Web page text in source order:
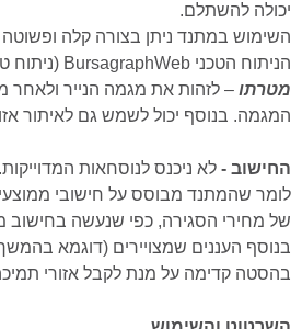
יכולה להשתלם.
השימוש במתנד ניתן בצורה קלה
הניתוח הטכני BursagraphWeb (ניתוח
מטרתו – לזהות את מגמה הנייר ולאחר
המגמה. בנוסף יכול לשמש גם לאיתור
החישוב - לא ניכנס לנוסחאות
לומר שהמתנד מבוסס על חישובי
של מחירי הסגירה, כפי שנעשה בחישוב
בנוסף העננים שמצויירים (דוגמא
בהסטה קדימה על מנת לקבל אזורי